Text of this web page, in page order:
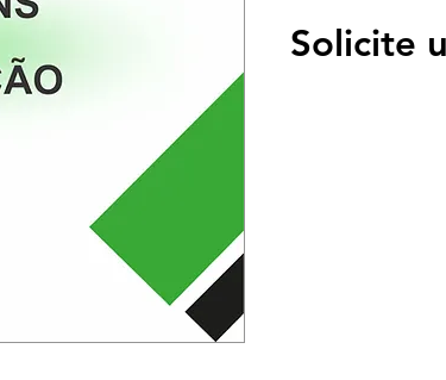
Solicite